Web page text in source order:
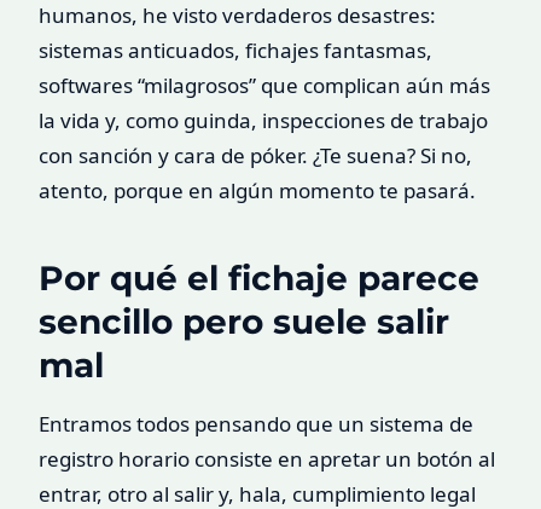
humanos, he visto verdaderos desastres:
sistemas anticuados, fichajes fantasmas,
softwares “milagrosos” que complican aún más
la vida y, como guinda, inspecciones de trabajo
con sanción y cara de póker. ¿Te suena? Si no,
atento, porque en algún momento te pasará.
Por qué el fichaje parece
sencillo pero suele salir
mal
Entramos todos pensando que un sistema de
registro horario consiste en apretar un botón al
entrar, otro al salir y, hala, cumplimiento legal